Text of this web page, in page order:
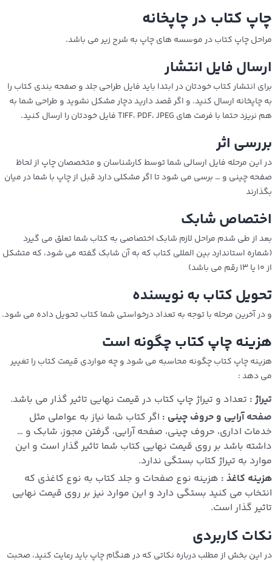
چاپ کتاب در چاپخانه
مراحل چاپ کتاب در موسسه‌ های چاپ به شرح زیر می باشد.
ارسال فایل انتشار
برای انتشار کتاب خودتان در ابتدا باید فایل طراحی جلد و صفحه بندی کتاب را
به چاپخانه ارسال کنید. و اگر قصد دارید دچار مشکل نشوید و طراحی شما به
هم نریزد حتما با فرمت های TIFF، PDF، JPEG فایل خودتان را ارسال کنید.
بررسی اثر
در این مرحله فایل ارسالی شما توسط کارشناسان و متخصصان چاپ از لحاظ
صفحه چینی و … برسی می شود تا اگر مشکلی دارد قبل از چاپ با شما در میان
بگذارند
اختصاص شابک
بعد از طی شدم مراحل لازم شابک اختصاصی به کتاب شما تعلق می گیرد
(شماره استاندارد بین المللی کتاب که به آن شابک گفته می شود، که متشکل
از ۱۰ یا ۱۳ رقم می باشد)
تحویل کتاب به نویسنده
و در آخرین مرحله با توجه به تعداد درخواستی شما کتاب تحویل داده می شود.
هزینه چاپ کتاب چگونه است
هزینه چاپ کتاب چگونه محاسبه می شود و چه مواردی قیمت کتاب را تغییر
می دهد :
تیراژ : تعداد و تیراژ چاپ کتاب در قیمت نهایی تاثیر گذار می باشد.
صفحه آرایی و حروف چینی : اگر کتاب شما نیاز به عواملی مثل
خدمات اداری، حروف چینی، صفحه آرایی، گرفتن مجوز، شابک و …
داشته باشد بر روی قیمت نهایی کتاب شما تاثیر گذار است و این
موارد به تیراژ کتاب بستگی ندارد.
هزینه کاغذ : هزینه نوع صفحات و جلد کتاب به نوع کاغذی که
انتخاب می کنید بستگی دارد و این موارد نیز بر روی قیمت نهایی
تاثیر گذار است.
نکات کاربردی
در این بخش از مطلب درباره نکاتی که در هنگام چاپ باید رعایت کنید، صحبت